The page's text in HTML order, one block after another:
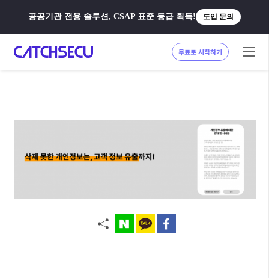
공공기관 전용 솔루션, CSAP 표준 등급 획득! 도입 문의
무료로 시작하기